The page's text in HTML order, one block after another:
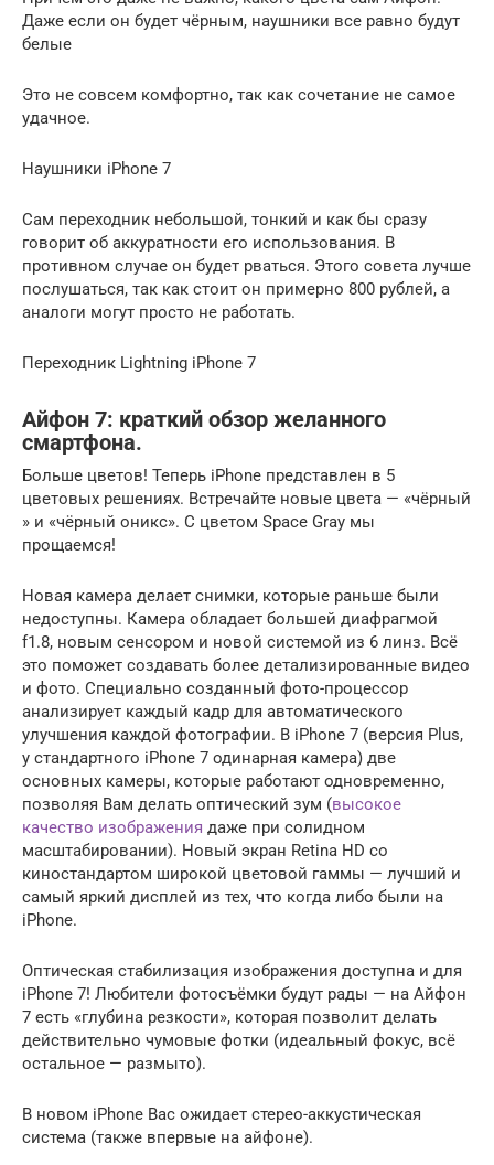
Даже если он будет чёрным, наушники все равно будут
белые
Это не совсем комфортно, так как сочетание не самое
удачное.
Наушники iPhone 7
Сам переходник небольшой, тонкий и как бы сразу
говорит об аккуратности его использования. В
противном случае он будет рваться. Этого совета лучше
послушаться, так как стоит он примерно 800 рублей, а
аналоги могут просто не работать.
Переходник Lightning iPhone 7
Айфон 7: краткий обзор желанного
смартфона.
Больше цветов! Теперь iPhone представлен в 5
цветовых решениях. Встречайте новые цвета — «чёрный
» и «чёрный оникс». С цветом Space Gray мы
прощаемся!
Новая камера делает снимки, которые раньше были
недоступны. Камера обладает большей диафрагмой
f1.8, новым сенсором и новой системой из 6 линз. Всё
это поможет создавать более детализированные видео
и фото. Специально созданный фото-процессор
анализирует каждый кадр для автоматического
улучшения каждой фотографии. В iPhone 7 (версия Plus,
у стандартного iPhone 7 одинарная камера) две
основных камеры, которые работают одновременно,
позволяя Вам делать оптический зум (высокое
качество изображения даже при солидном
масштабировании). Новый экран Retina HD со
киностандартом широкой цветовой гаммы — лучший и
самый яркий дисплей из тех, что когда либо были на
iPhone.
Оптическая стабилизация изображения доступна и для
iPhone 7! Любители фотосъёмки будут рады — на Айфон
7 есть «глубина резкости», которая позволит делать
действительно чумовые фотки (идеальный фокус, всё
остальное — размыто).
В новом iPhone Вас ожидает стерео-аккустическая
система (также впервые на айфоне).